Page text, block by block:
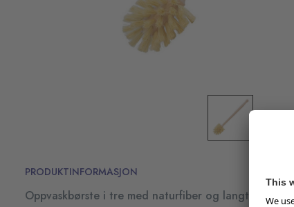
PRODUKTINFORMASJON
Oppvaskbørste i tre med naturfiber og langt skaft.